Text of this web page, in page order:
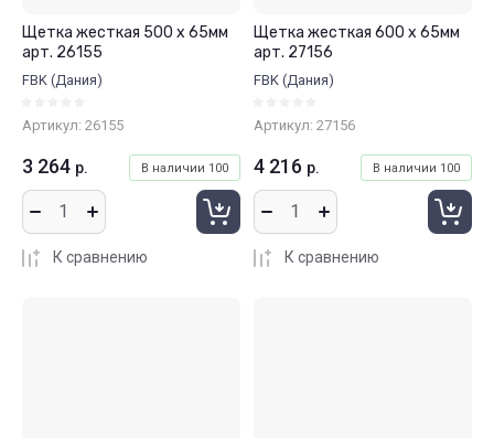
Щетка жесткая 500 x 65мм
арт. 26155
FBK (Дания)
Артикул: 26155
В наличии 100
3 264 р.
К сравнению
Щетка жесткая 600 x 65мм
арт. 27156
FBK (Дания)
Артикул: 27156
В наличии 100
4 216 р.
К сравнению